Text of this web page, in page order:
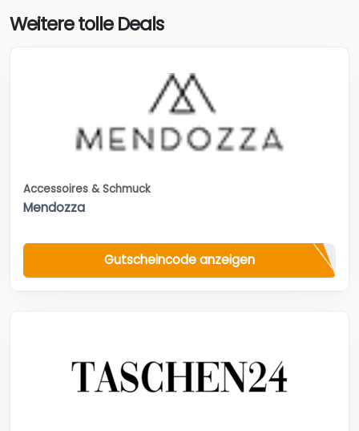
Weitere tolle Deals
Accessoires & Schmuck
Mendozza
Gutscheincode anzeigen